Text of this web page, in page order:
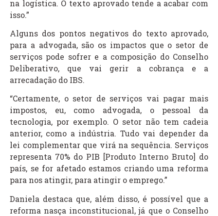
na logística. O texto aprovado tende a acabar com
isso.”
Alguns dos pontos negativos do texto aprovado,
para a advogada, são os impactos que o setor de
serviços pode sofrer e a composição do Conselho
Deliberativo, que vai gerir a cobrança e a
arrecadação do IBS.
“Certamente, o setor de serviços vai pagar mais
impostos, eu, como advogada, o pessoal da
tecnologia, por exemplo. O setor não tem cadeia
anterior, como a indústria. Tudo vai depender da
lei complementar que virá na sequência. Serviços
representa 70% do PIB [Produto Interno Bruto] do
país, se for afetado estamos criando uma reforma
para nos atingir, para atingir o emprego.”
Daniela destaca que, além disso, é possível que a
reforma nasça inconstitucional, já que o Conselho